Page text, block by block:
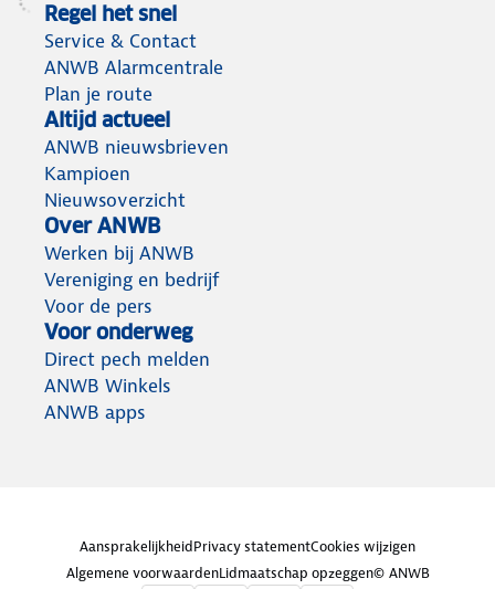
Regel het snel
Service & Contact
ANWB Alarmcentrale
Plan je route
Altijd actueel
ANWB nieuwsbrieven
Kampioen
Nieuwsoverzicht
Over ANWB
Werken bij ANWB
Vereniging en bedrijf
Voor de pers
Voor onderweg
Direct pech melden
ANWB Winkels
ANWB apps
AansprakelijkheidPrivacy statementCookies wijzigen
Algemene voorwaardenLidmaatschap opzeggen© ANWB